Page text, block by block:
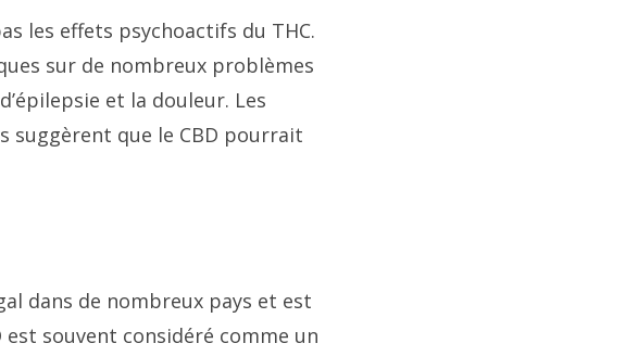
les effets psychoactifs du THC.
sur de nombreux problèmes
et la douleur. Les
suggèrent que le CBD pourrait
dans de nombreux pays et est
souvent considéré comme un